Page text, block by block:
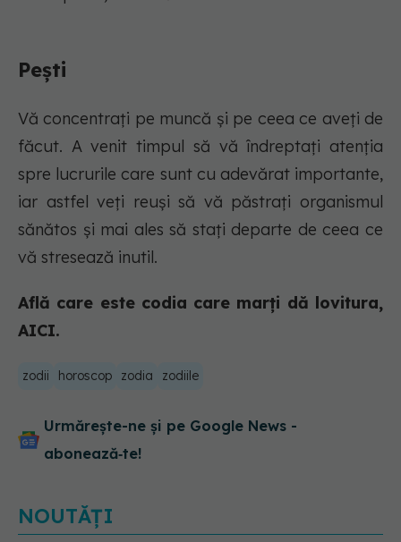
Pești
Vă concentrați pe muncă și pe ceea ce aveți de
făcut. A venit timpul să vă îndreptați atenția
spre lucrurile care sunt cu adevărat importante,
iar astfel veți reuși să vă păstrați organismul
sănătos și mai ales să stați departe de ceea ce
vă stresează inutil.
Află care este codia care marți dă lovitura,
AICI.
zodii horoscop zodia zodiile
Urmărește-ne și pe Google News -
abonează‑te!
NOUTĂȚI